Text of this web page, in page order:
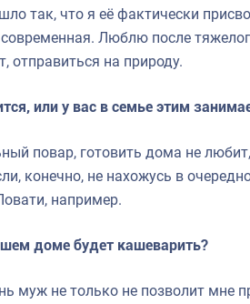
так, что я её фактически
Люблю после
отправиться на природу.
или у вас в семье этим
повар, готовить дома не
конечно, не нахожусь в
например.
доме будет кашеварить?
муж не только не позволит мне